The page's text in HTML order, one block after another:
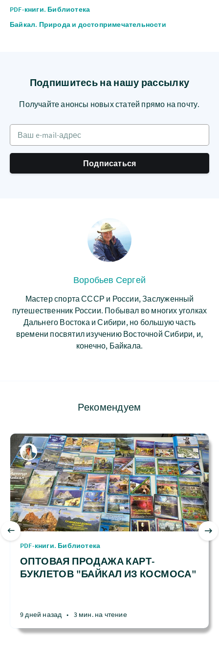
PDF-книги. Библиотека
Байкал. Природа и достопримечательности
Подпишитесь на нашу рассылку
Получайте анонсы новых статей прямо на почту.
Ваш e-mail-адрес
Подписаться
Воробьев Сергей
Мастер спорта СССР и России, Заслуженный
путешественник России. Побывал во многих уголках
Дальнего Востока и Сибири, но большую часть
времени посвятил изучению Восточной Сибири, и,
конечно, Байкала.
Рекомендуем
PDF-книги. Библиотека
ОПТОВАЯ ПРОДАЖА КАРТ-
БУКЛЕТОВ "БАЙКАЛ ИЗ КОСМОСА"
9 дней назад • 3 мин. на чтение